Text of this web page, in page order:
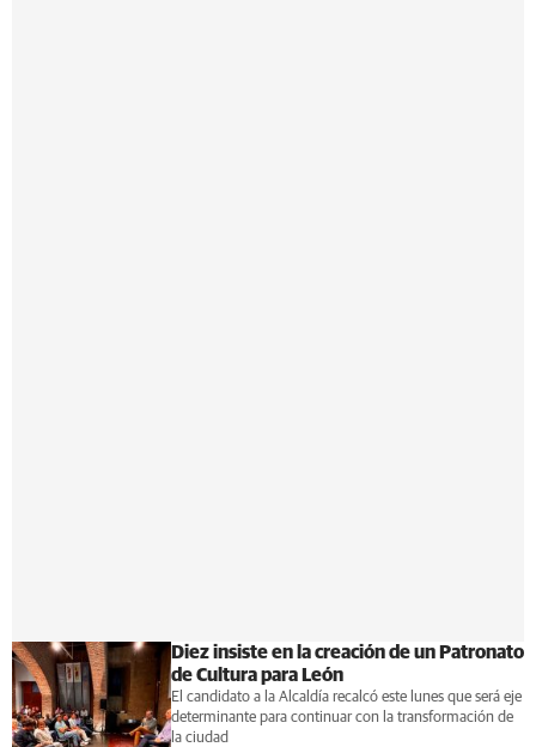
Diez insiste en la creación de un Patronato
de Cultura para León
El candidato a la Alcaldía recalcó este lunes que será eje
determinante para continuar con la transformación de
la ciudad